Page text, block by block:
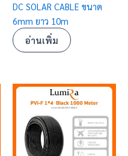
DC SOLAR CABLE ขนาด
6mm ยาว 10m
อ่านเพิ่ม